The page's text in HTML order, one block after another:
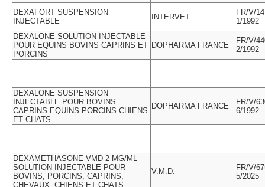
DEXAFORT SUSPENSION
INJECTABLE
INTERVET
FR/V/
1/1992
DEXALONE SOLUTION INJECTABLE
POUR EQUINS BOVINS CAPRINS ET
PORCINS
DOPHARMA FRANCE
FR/V/
2/1992
DEXALONE SUSPENSION
INJECTABLE POUR BOVINS
CAPRINS EQUINS PORCINS CHIENS
ET CHATS
DOPHARMA FRANCE
FR/V/
6/1992
DEXAMETHASONE VMD 2 MG/ML
SOLUTION INJECTABLE POUR
BOVINS, PORCINS, CAPRINS,
CHEVAUX, CHIENS ET CHATS
V.M.D.
FR/V/
5/2025